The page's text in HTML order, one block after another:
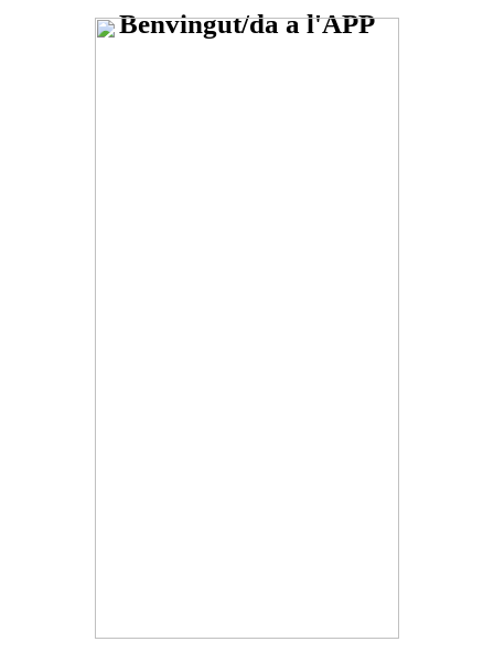
Benvingut/da a l'APP